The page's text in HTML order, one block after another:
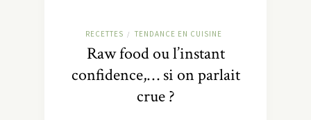
RECETTES / TENDANCE EN CUISINE
Raw food ou l’instant
confidence,… si on parlait
crue ?